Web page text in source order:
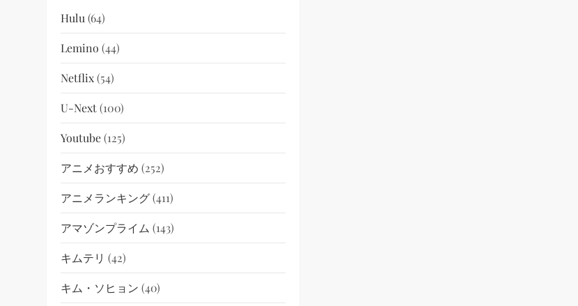
Hulu (64)
Lemino (44)
Netflix(54)
U-Next(100)
Youtube(125)
アニメおすすめ (252)
アニメランキング(411)
アマゾンプライム (143)
キムテリ (42)
キム・ソヒョン (40)